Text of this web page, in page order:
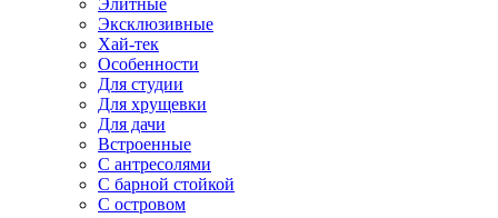
Элитные
Эксклюзивные
Хай-тек
Особенности
Для студии
Для хрущевки
Для дачи
Встроенные
С антресолями
С барной стойкой
С островом